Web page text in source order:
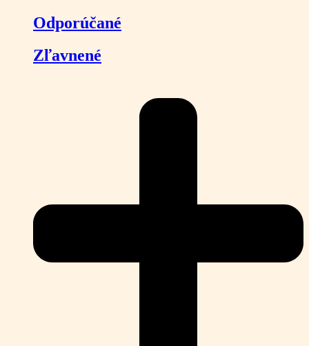
Odporúčané
Zľavnené